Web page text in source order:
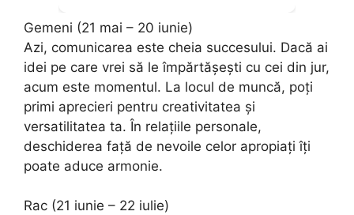
Gemeni (21 mai – 20 iunie)
Azi, comunicarea este cheia succesului. Dacă ai
idei pe care vrei să le împărtășești cu cei din jur,
acum este momentul. La locul de muncă, poți
primi aprecieri pentru creativitatea și
versatilitatea ta. În relațiile personale,
deschiderea față de nevoile celor apropiați îți
poate aduce armonie.
Rac (21 iunie – 22 iulie)